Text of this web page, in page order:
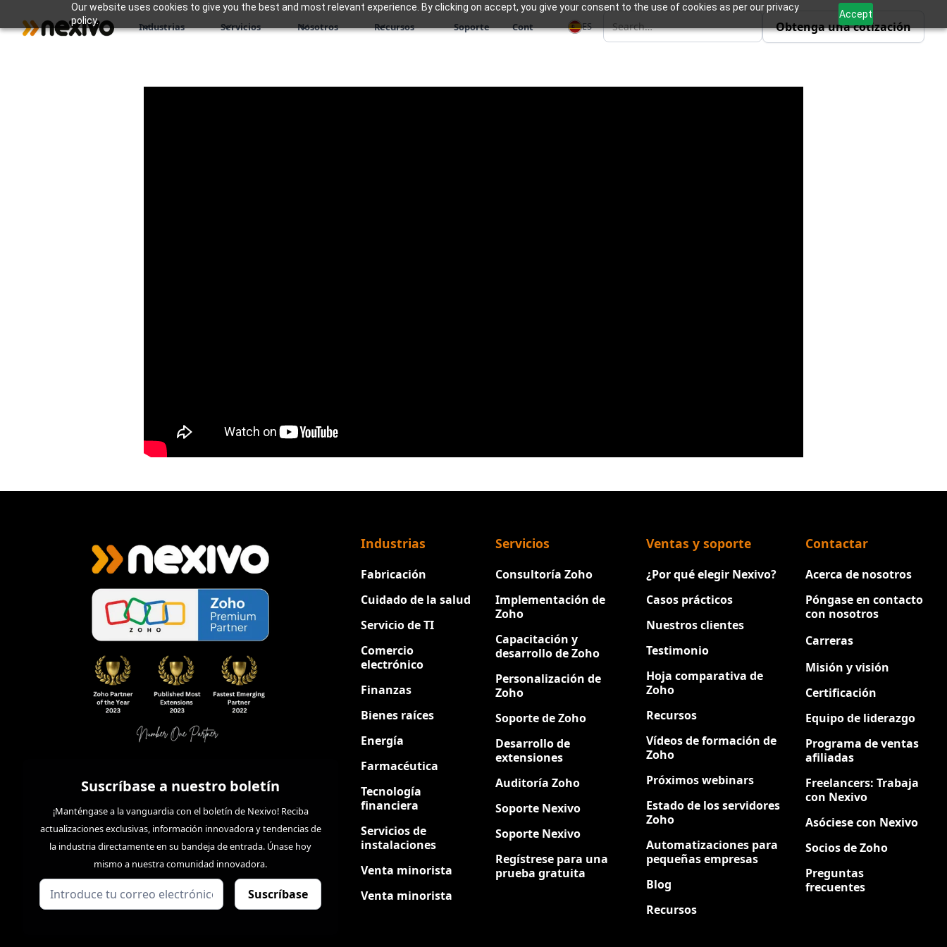
Our website uses cookies to give you the best and most relevant experience. By clicking on accept, you give your consent to the use of cookies as per our privacy
policy.
Accept
Industrias Servicios Nosotros Recursos Soporte Cont ES Obtenga una cotización
Suscríbase a nuestro boletín
¡Manténgase a la vanguardia con el boletín de Nexivo! Reciba
actualizaciones exclusivas, información innovadora y tendencias de
la industria directamente en su bandeja de entrada. Únase hoy
mismo a nuestra comunidad innovadora.
Industrias
Fabricación
Cuidado de la salud
Servicio de TI
Comercio
electrónico
Finanzas
Bienes raíces
Energía
Farmacéutica
Tecnología
financiera
Servicios de
instalaciones
Venta minorista
Venta minorista
Servicios
Consultoría Zoho
Implementación de
Zoho
Capacitación y
desarrollo de Zoho
Personalización de
Zoho
Soporte de Zoho
Desarrollo de
extensiones
Auditoría Zoho
Soporte Nexivo
Soporte Nexivo
Regístrese para una
prueba gratuita
Ventas y soporte
¿Por qué elegir Nexivo?
Casos prácticos
Nuestros clientes
Testimonio
Hoja comparativa de
Zoho
Recursos
Vídeos de formación de
Zoho
Próximos webinars
Estado de los servidores
Zoho
Automatizaciones para
pequeñas empresas
Blog
Recursos
Contactar
Acerca de nosotros
Póngase en contacto
con nosotros
Carreras
Misión y visión
Certificación
Equipo de liderazgo
Programa de ventas
afiliadas
Freelancers: Trabaja
con Nexivo
Asóciese con Nexivo
Socios de Zoho
Preguntas
frecuentes